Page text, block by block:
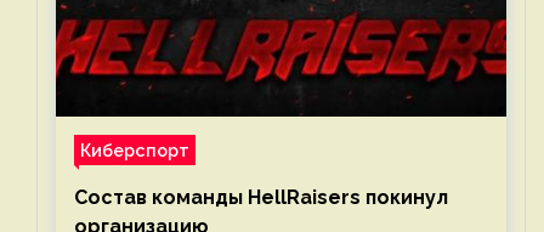
Киберспорт
Состав команды HellRaisers покинул
организацию